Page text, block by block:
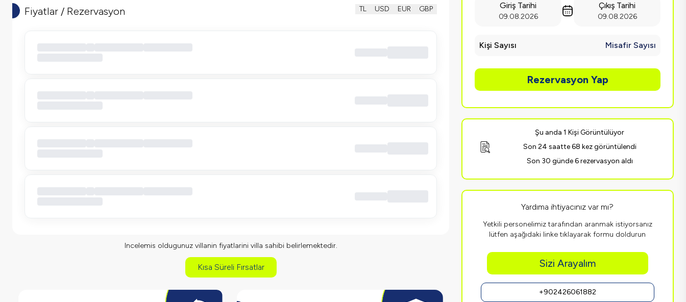
Fiyatlar / Rezervasyon TL USD EUR GBP
Incelemis oldugunuz villanin fiyatlarini villa sahibi belirlemektedir.
Kısa Süreli Fırsatlar
Giriş Tarihi
09.08.2026
Çıkış Tarihi
09.08.2026
Kişi Sayısı Misafir Sayısı
Rezervasyon Yap
Şu anda 1 Kişi Görüntülüyor
Son 24 saatte 68 kez görüntülendi
Son 30 günde 6 rezervasyon aldı
Yardıma ihtiyacınız var mı?
Yetkili personelimiz tarafından aranmak istiyorsanız
lütfen aşağıdaki linke tıklayarak formu doldurun
Sizi Arayalım
+902426061882